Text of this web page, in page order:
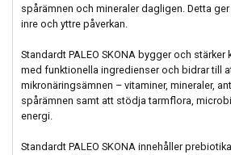
spårämnen och mineraler dagligen. Detta
inre och yttre påverkan.
Standardt PALEO SKONA bygger och
med funktionella ingredienser och bidrar till
mikronäringsämnen – vitaminer, mineraler,
spårämnen samt att stödja tarmflora,
energi.
Standardt PALEO SKONA innehåller